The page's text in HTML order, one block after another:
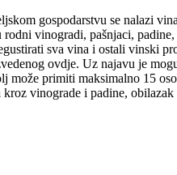
gospodarstvu se nalazi
vinogradi, pašnjaci, padine,
sva vina i ostali vinski
ovdje. Uz najavu je
primiti maksimalno 15
vinograde i padine, obilazak